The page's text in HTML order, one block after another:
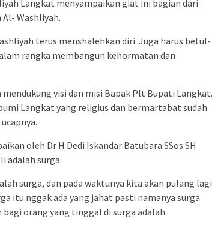
Langkat menyampaikan giat ini bagian dari
Washliyah.
terus menshalehkan diri. Juga harus betul-
rangka membangun kehormatan dan
visi dan misi Bapak Plt Bupati Langkat.
Langkat yang religius dan bermartabat sudah
oleh Dr H Dedi Iskandar Batubara SSos SH
adalah surga.
surga, dan pada waktunya kita akan pulang lagi
itu nggak ada yang jahat pasti namanya surga
orang yang tinggal di surga adalah